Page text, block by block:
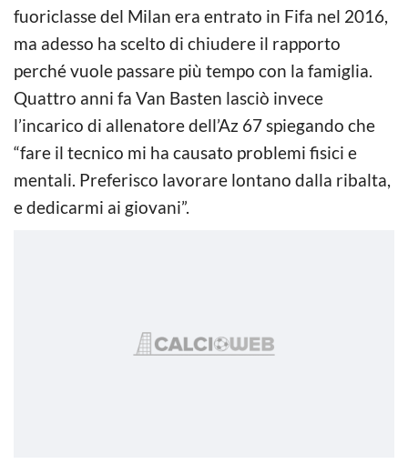
fuoriclasse del Milan era entrato in Fifa nel 2016,
ma adesso ha scelto di chiudere il rapporto
perché vuole passare più tempo con la famiglia.
Quattro anni fa Van Basten lasciò invece
l’incarico di allenatore dell’Az 67 spiegando che
“fare il tecnico mi ha causato problemi fisici e
mentali. Preferisco lavorare lontano dalla ribalta,
e dedicarmi ai giovani”.